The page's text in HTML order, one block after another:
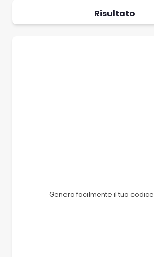
Risultato
Genera facilmente il tuo codice